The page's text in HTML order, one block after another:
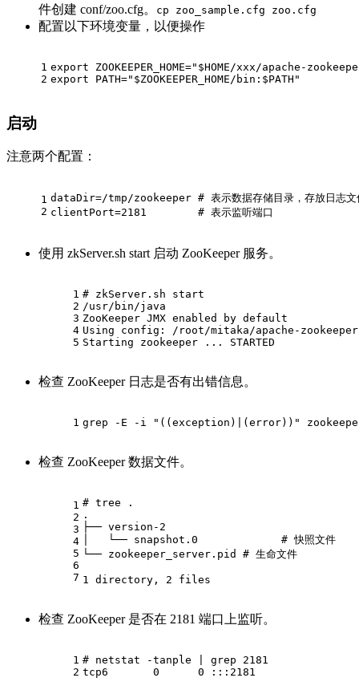
件创建 conf/zoo.cfg。
cp zoo_sample.cfg zoo.cfg
配置以下环境变量，以便操作
1
2
export ZOOKEEPER_HOME=" $HOME /xxx/apache-
export PATH=" $ZOOKEEPER_HOME /bin: $PATH "
启动
注意两个配置：
1
2
dataDir=/tmp/zookeeper # 表示数据存储目录，存放日志文
clientPort=2181        # 表示监听端口
使用 zkServer.sh start 启动 ZooKeeper 服务。
1
2
3
4
5
# zkServer.sh start
/usr/bin/java
ZooKeeper JMX enabled by default
Using config: /root/mitaka/apache-
Starting zookeeper ... STARTED
检查 ZooKeeper 日志是否有出错信息。
1 grep -E -i "((exception)|(error))"
检查 ZooKeeper 数据文件。
1
2
3
4
5
6
7
# tree .
.
├── version-2
│   └── snapshot.0 # 快照文件
└── zookeeper_server.pid # 生命文件
1 directory, 2 files
检查 ZooKeeper 是否在 2181 端口上监听。
1
2
# netstat -tanple | grep 2181
tcp6       0      0 :::2181